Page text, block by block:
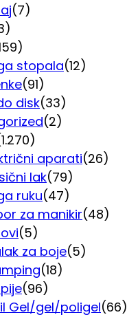
(7)
stopala(12)
(91)
disk(33)
(2)
aparati(26)
lak(79)
ruku(47)
za manikir(48)
(5)
za boje(5)
(18)
(96)
Gel/gel/poligel(66)